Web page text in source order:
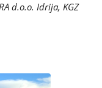
d.o.o. Idrija, KGZ